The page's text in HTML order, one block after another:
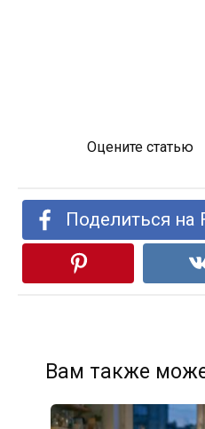
Оцените статью
Поделиться на
Вам также